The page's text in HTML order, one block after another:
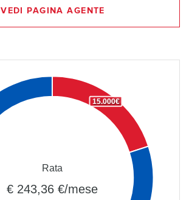
VEDI PAGINA AGENTE
15.000€
Rata
€ 243,36 €/mese